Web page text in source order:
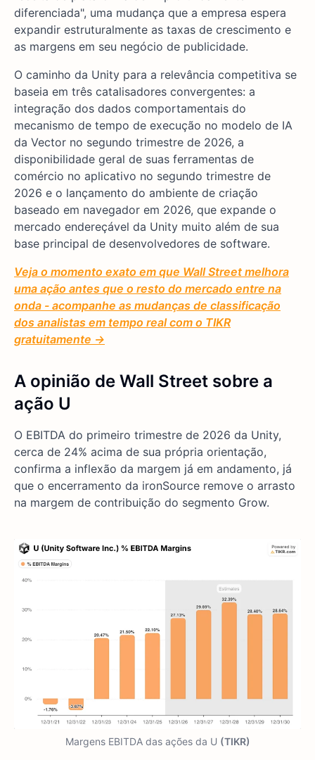
diferenciada", uma mudança que a empresa espera
expandir estruturalmente as taxas de crescimento e
as margens em seu negócio de publicidade.
O caminho da Unity para a relevância competitiva se
baseia em três catalisadores convergentes: a
integração dos dados comportamentais do
mecanismo de tempo de execução no modelo de IA
da Vector no segundo trimestre de 2026, a
disponibilidade geral de suas ferramentas de
comércio no aplicativo no segundo trimestre de
2026 e o lançamento do ambiente de criação
baseado em navegador em 2026, que expande o
mercado endereçável da Unity muito além de sua
base principal de desenvolvedores de software.
Veja o momento exato em que Wall Street melhora
uma ação antes que o resto do mercado entre na
onda - acompanhe as mudanças de classificação
dos analistas em tempo real com o TIKR
gratuitamente →
A opinião de Wall Street sobre a
ação U
O EBITDA do primeiro trimestre de 2026 da Unity,
cerca de 24% acima de sua própria orientação,
confirma a inflexão da margem já em andamento, já
que o encerramento da ironSource remove o arrasto
na margem de contribuição do segmento Grow.
Margens EBITDA das ações da U (TIKR)